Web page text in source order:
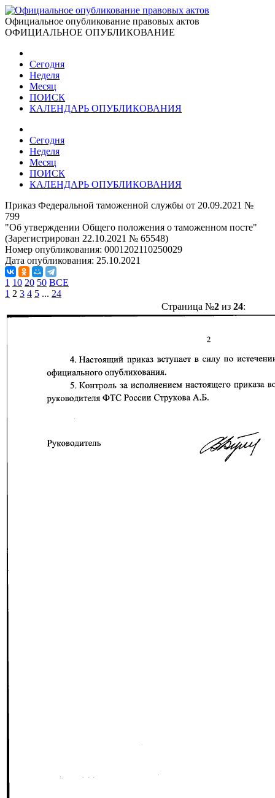
Официальное опубликование правовых актов
ОФИЦИАЛЬНОЕ ОПУБЛИКОВАНИЕ
Сегодня
Неделя
Месяц
ПОИСК
КАЛЕНДАРЬ ОПУБЛИКОВАНИЯ
Сегодня
Неделя
Месяц
ПОИСК
КАЛЕНДАРЬ ОПУБЛИКОВАНИЯ
Приказ Федеральной таможенной службы от 20.09.2021 №
799
"Об утверждении Общего положения о таможенном посте"
(Зарегистрирован 22.10.2021 № 65548)
Номер опубликования: 0001202110250029
Дата опубликования: 25.10.2021
1 10 20 50 ВСЕ
1 2 3 4 5 ... 24
Страница №2из 24: